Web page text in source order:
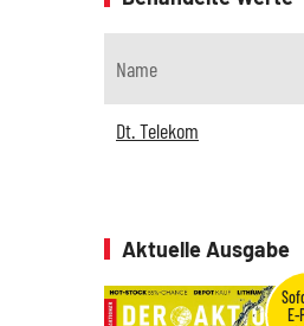
Name
Dt. Telekom
Aktuelle Ausgabe